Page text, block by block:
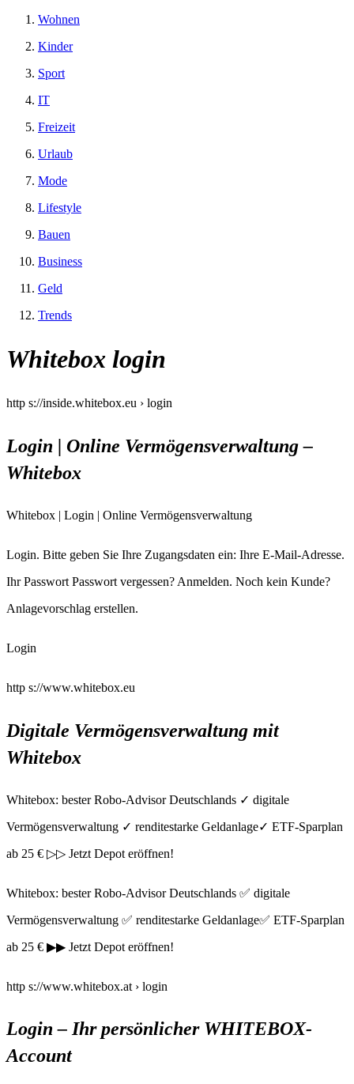
Wohnen
Kinder
Sport
IT
Freizeit
Urlaub
Mode
Lifestyle
Bauen
Business
Geld
Trends
Whitebox login
http s://inside.whitebox.eu › login
Login | Online Vermögensverwaltung –
Whitebox
Whitebox | Login | Online Vermögensverwaltung
Login. Bitte geben Sie Ihre Zugangsdaten ein: Ihre E-Mail-Adresse.
Ihr Passwort Passwort vergessen? Anmelden. Noch kein Kunde?
Anlagevorschlag erstellen.
Login
http s://www.whitebox.eu
Digitale Vermögensverwaltung mit
Whitebox
Whitebox: bester Robo-Advisor Deutschlands ✓ digitale
Vermögensverwaltung ✓ renditestarke Geldanlage✓ ETF-Sparplan
ab 25 € ▷▷ Jetzt Depot eröffnen!
Whitebox: bester Robo-Advisor Deutschlands ✅ digitale
Vermögensverwaltung ✅ renditestarke Geldanlage✅ ETF-Sparplan
ab 25 € ▶▶ Jetzt Depot eröffnen!
http s://www.whitebox.at › login
Login – Ihr persönlicher WHITEBOX-
Account